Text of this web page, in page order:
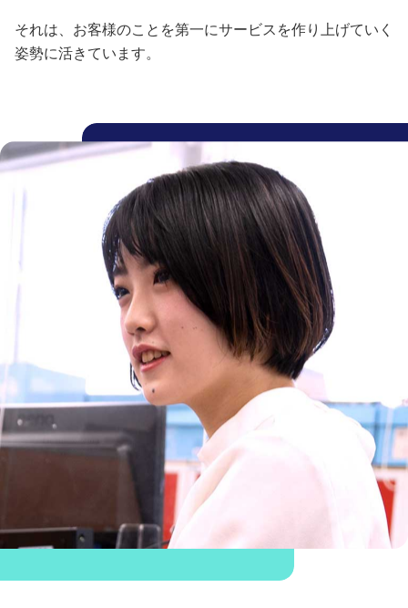
それは、お客様のことを第一にサービスを作り上げていく
姿勢に活きています。